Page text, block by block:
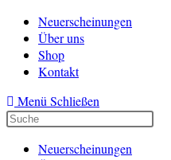
Zum
Inhalt
springen
Neuerscheinungen
Über uns
Shop
Kontakt
Menü Schließen
Neuerscheinungen